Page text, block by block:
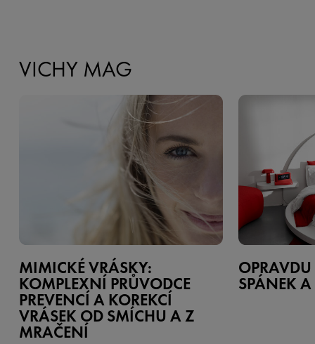
VICHY MAG
MIMICKÉ VRÁSKY:
KOMPLEXNÍ PRŮVODCE
PREVENCÍ A KOREKCÍ
VRÁSEK OD SMÍCHU A Z
MRAČENÍ
SPÁNEK